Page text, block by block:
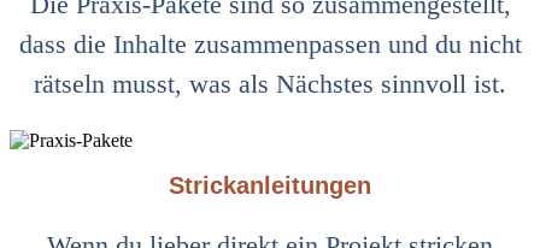
dass die Inhalte zusammenpassen und du nicht
rätseln musst, was als Nächstes sinnvoll ist.
Strickanleitungen